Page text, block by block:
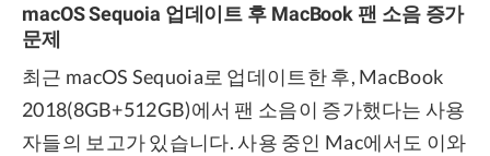
macOS Sequoia 업데이트 후 MacBook 팬 소음 증가
문제
최근 macOS Sequoia로 업데이트한 후, MacBook
2018(8GB+512GB)에서 팬 소음이 증가했다는 사용
자들의 보고가 있습니다. 사용 중인 Mac에서도 이와